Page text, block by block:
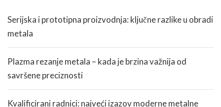
Serijska i prototipna proizvodnja: ključne razlike u obradi
metala
Plazma rezanje metala – kada je brzina važnija od
savršene preciznosti
Kvalificirani radnici: najveći izazov moderne metalne